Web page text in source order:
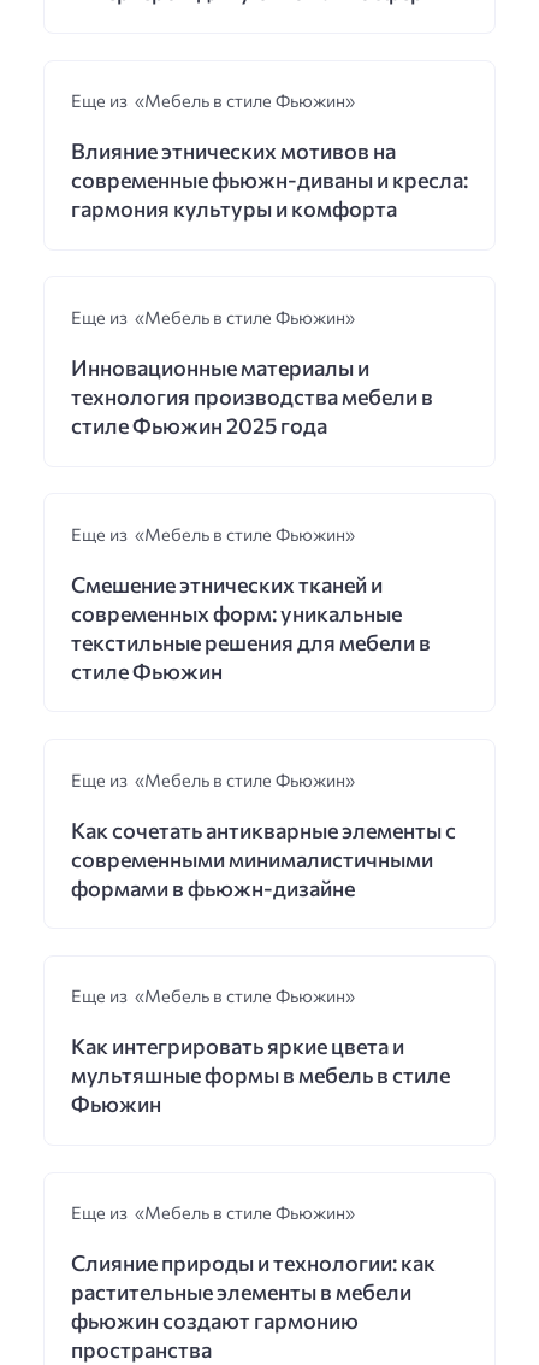
Еще из «Мебель в стиле Фьюжин»
Влияние этнических мотивов на
современные фьюжн-диваны и кресла:
гармония культуры и комфорта
Еще из «Мебель в стиле Фьюжин»
Инновационные материалы и
технология производства мебели в
стиле Фьюжин 2025 года
Еще из «Мебель в стиле Фьюжин»
Смешение этнических тканей и
современных форм: уникальные
текстильные решения для мебели в
стиле Фьюжин
Еще из «Мебель в стиле Фьюжин»
Как сочетать антикварные элементы с
современными минималистичными
формами в фьюжн-дизайне
Еще из «Мебель в стиле Фьюжин»
Как интегрировать яркие цвета и
мультяшные формы в мебель в стиле
Фьюжин
Еще из «Мебель в стиле Фьюжин»
Слияние природы и технологии: как
растительные элементы в мебели
фьюжин создают гармонию
пространства